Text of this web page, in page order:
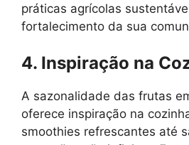
práticas agrícolas
fortalecimento da sua
4. Inspiração na
A sazonalidade das frutas
oferece inspiração na
smoothies refrescantes até